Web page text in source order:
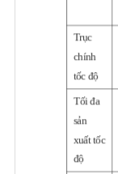
Trục
chính
tốc độ
Tối đa
sản
xuất tốc
độ